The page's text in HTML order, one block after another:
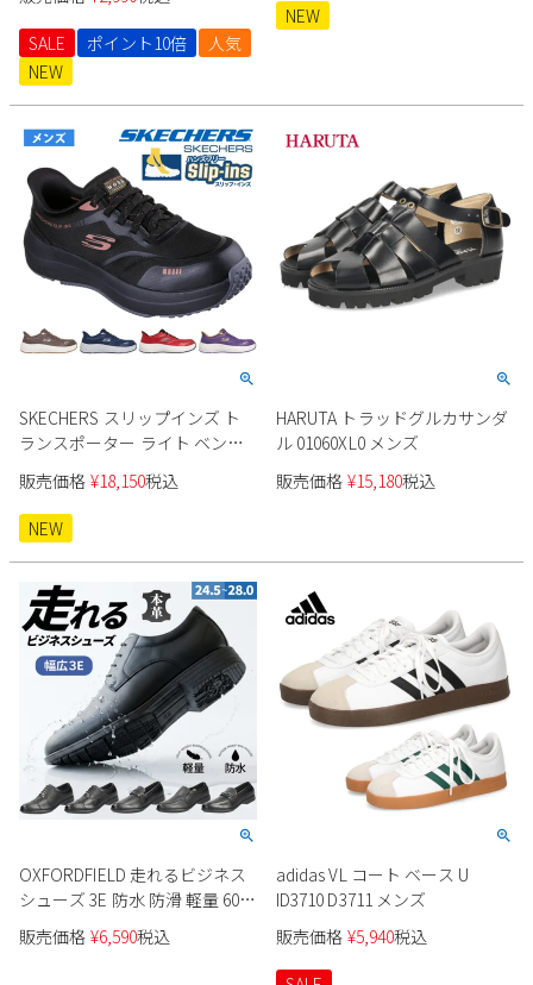
SALE
ポイント10倍
人気
NEW
NEW
SKECHERS スリップインズ ト
ランスポーター ライト ベン
200262J メンズ
販売価格 ¥18,150税込
NEW
HARUTA トラッドグルカサンダ
ル 01060XL0 メンズ
販売価格 ¥15,180税込
OXFORDFIELD 走れるビジネス
シューズ 3E 防水 防滑 軽量 6081
6082 6083 6084 6085 6086
販売価格 ¥6,590税込
adidas VL コート ベース U
ID3710 D3711 メンズ
販売価格 ¥5,940税込